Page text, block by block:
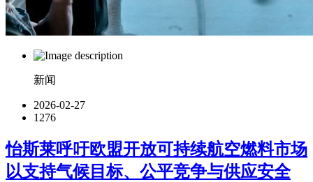
新闻
2026-02-27
1276
怡斯莱呼吁欧盟开放可持续航空燃料市场
以支持气候目标、公平竞争与供应安全